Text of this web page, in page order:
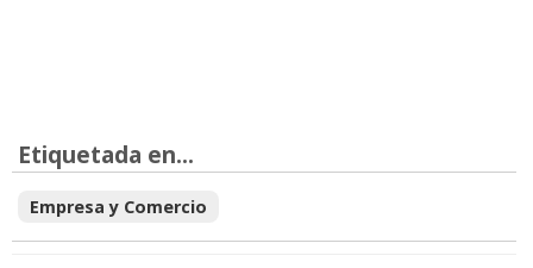
Etiquetada en...
Empresa y Comercio